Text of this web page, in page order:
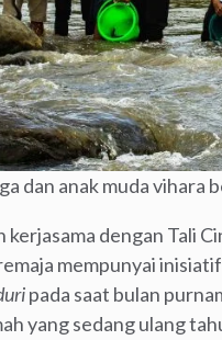
dan anak muda vihara
kerjasama dengan Tali
mempunyai
pada saat bulan
yang sedang ulang